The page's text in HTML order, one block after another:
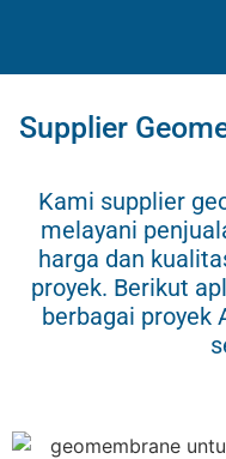
Supplier
Kami supplier
melayani
harga dan
proyek. Berikut
berbagai proyek